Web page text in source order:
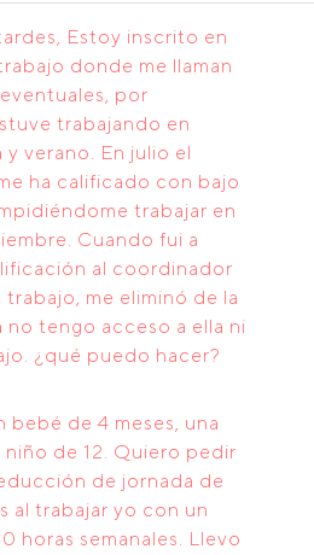
Estoy inscrito en
donde me llaman
por
trabajando en
y verano. En julio el
ha calificado con bajo
trabajar en
Cuando fui a
al coordinador
trabajo, me eliminó de la
no tengo acceso a ella ni
¿qué puedo hacer?
bebé de 4 meses, una
niño de 12. Quiero pedir
de jornada de
al trabajar yo con un
horas semanales. Llevo